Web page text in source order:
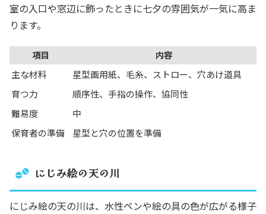
室の入口や窓辺に飾ったときに七夕の雰囲気が一気に高ま
ります。
項目 内容
主な材料
星型画用紙、毛糸、ストロー、穴あけ道具
育つ力
順序性、手指の操作、協同性
難易度
中
保育者の準備
星型と穴の位置を準備
にじみ絵の天の川
にじみ絵の天の川は、水性ペンや絵の具の色が広がる様子